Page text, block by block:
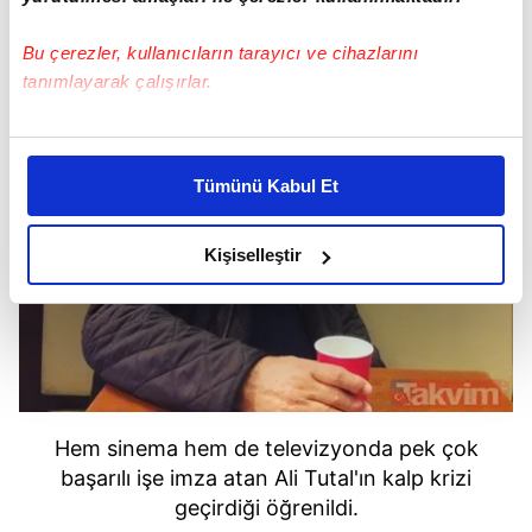
Bu çerezler, kullanıcıların tarayıcı ve cihazlarını
tanımlayarak çalışırlar.
Bu çerezlere izin vermeniz halinde sizlere özel
daha iyi reklam deneyimi yaşatabiliriz. Bunu yaparken
amacımızın size daha iyi bir reklam deneyimi sunmak
olduğunu ve sizlere en iyi içerikleri sunabilmek adına
elimizden gelen çabayı gösterdiğimizi ve bu noktada,
reklamların maliyetlerimizi karşılamak noktasında tek gelir
kalemimiz olduğunu sizlere hatırlatmak isteriz.
Her halükârda, kullanıcılar, bu çerezlere izin vermedikleri
gösterilmeyecektir."
Sizlere daha iyi bir hizmet sunabilmek için İnternet
Tümünü Kabul Et
Kişiselleştir
Hem sinema hem de televizyonda pek çok
başarılı işe imza atan Ali Tutal'ın kalp krizi
geçirdiği öğrenildi.